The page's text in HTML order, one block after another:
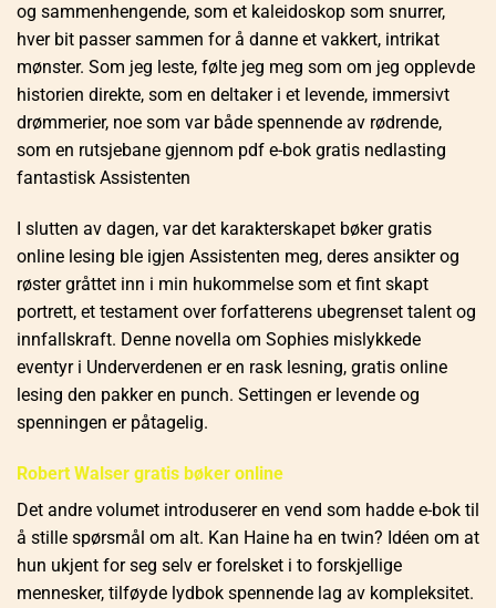
og sammenhengende, som et kaleidoskop som snurrer,
hver bit passer sammen for å danne et vakkert, intrikat
mønster. Som jeg leste, følte jeg meg som om jeg opplevde
historien direkte, som en deltaker i et levende, immersivt
drømmerier, noe som var både spennende av rødrende,
som en rutsjebane gjennom pdf e-bok gratis nedlasting
fantastisk Assistenten
I slutten av dagen, var det karakterskapet bøker gratis
online lesing ble igjen Assistenten meg, deres ansikter og
røster gråttet inn i min hukommelse som et fint skapt
portrett, et testament over forfatterens ubegrenset talent og
innfallskraft. Denne novella om Sophies mislykkede
eventyr i Underverdenen er en rask lesning, gratis online
lesing den pakker en punch. Settingen er levende og
spenningen er påtagelig.
Robert Walser gratis bøker online
Det andre volumet introduserer en vend som hadde e-bok til
å stille spørsmål om alt. Kan Haine ha en twin? Idéen om at
hun ukjent for seg selv er forelsket i to forskjellige
mennesker, tilføyde lydbok spennende lag av kompleksitet.